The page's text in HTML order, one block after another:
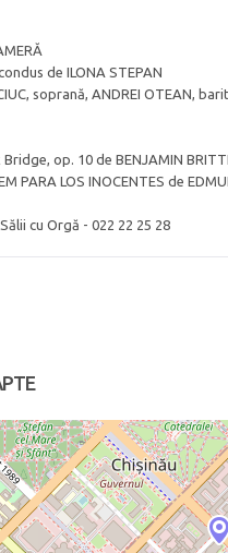
de ILONA STEPAN
soprană, ANDREI OTEAN,
op. 10 de BENJAMIN
PARA LOS INOCENTES de
cu Orgă - 022 22 25 28